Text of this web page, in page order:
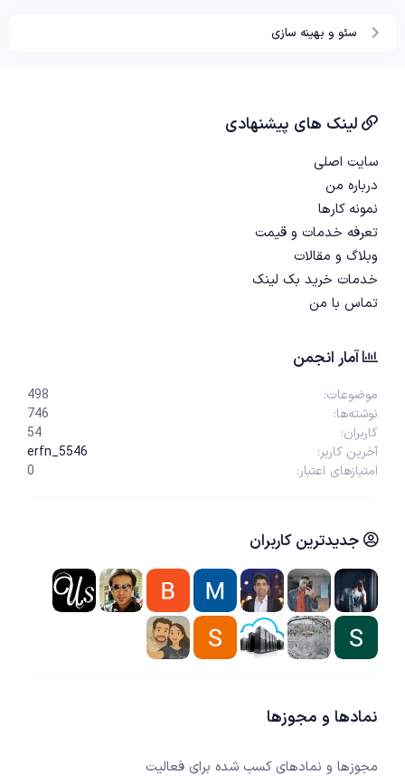
سئو و بهینه سازی
لینک های پیشنهادی
سایت اصلی
درباره من
نمونه کارها
تعرفه خدمات و قیمت
وبلاگ و مقالات
خدمات خرید بک لینک
تماس با من
آمار انجمن
موضوعات
498
نوشته‌ها
746
کاربران
54
آخرین کاربر
erfn_5546
امتیازهای اعتبار
0
جدیدترین کاربران
نمادها و مجوزها
مجوزها و نمادهای کسب شده برای فعالیت